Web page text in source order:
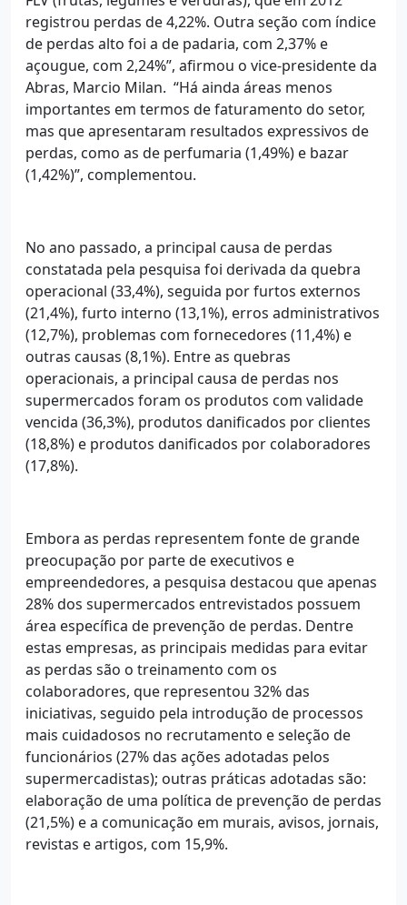
registrou perdas de 4,22%. Outra seção com índice
de perdas alto foi a de padaria, com 2,37% e
açougue, com 2,24%”, afirmou o vice-presidente da
Abras, Marcio Milan. “Há ainda áreas menos
importantes em termos de faturamento do setor,
mas que apresentaram resultados expressivos de
perdas, como as de perfumaria (1,49%) e bazar
(1,42%)”, complementou.
No ano passado, a principal causa de perdas
constatada pela pesquisa foi derivada da quebra
operacional (33,4%), seguida por furtos externos
(21,4%), furto interno (13,1%), erros administrativos
(12,7%), problemas com fornecedores (11,4%) e
outras causas (8,1%). Entre as quebras
operacionais, a principal causa de perdas nos
supermercados foram os produtos com validade
vencida (36,3%), produtos danificados por clientes
(18,8%) e produtos danificados por colaboradores
(17,8%).
Embora as perdas representem fonte de grande
preocupação por parte de executivos e
empreendedores, a pesquisa destacou que apenas
28% dos supermercados entrevistados possuem
área específica de prevenção de perdas. Dentre
estas empresas, as principais medidas para evitar
as perdas são o treinamento com os
colaboradores, que representou 32% das
iniciativas, seguido pela introdução de processos
mais cuidadosos no recrutamento e seleção de
funcionários (27% das ações adotadas pelos
supermercadistas); outras práticas adotadas são:
elaboração de uma política de prevenção de perdas
(21,5%) e a comunicação em murais, avisos, jornais,
revistas e artigos, com 15,9%.